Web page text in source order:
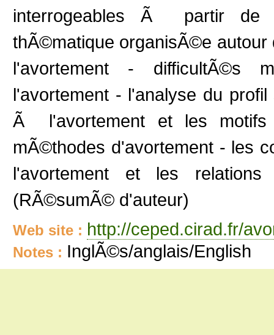
interrogeables Ã partir de
thÃ©matique organisÃ©e
l'avortement - difficultÃ©s
l'avortement - l'analyse du
Ã l'avortement et les
mÃ©thodes d'avortement - les
l'avortement et les relations
(RÃ©sumÃ© d'auteur)
Web site : http://ceped.cirad.fr/
Notes : InglÃ©s/anglais/English